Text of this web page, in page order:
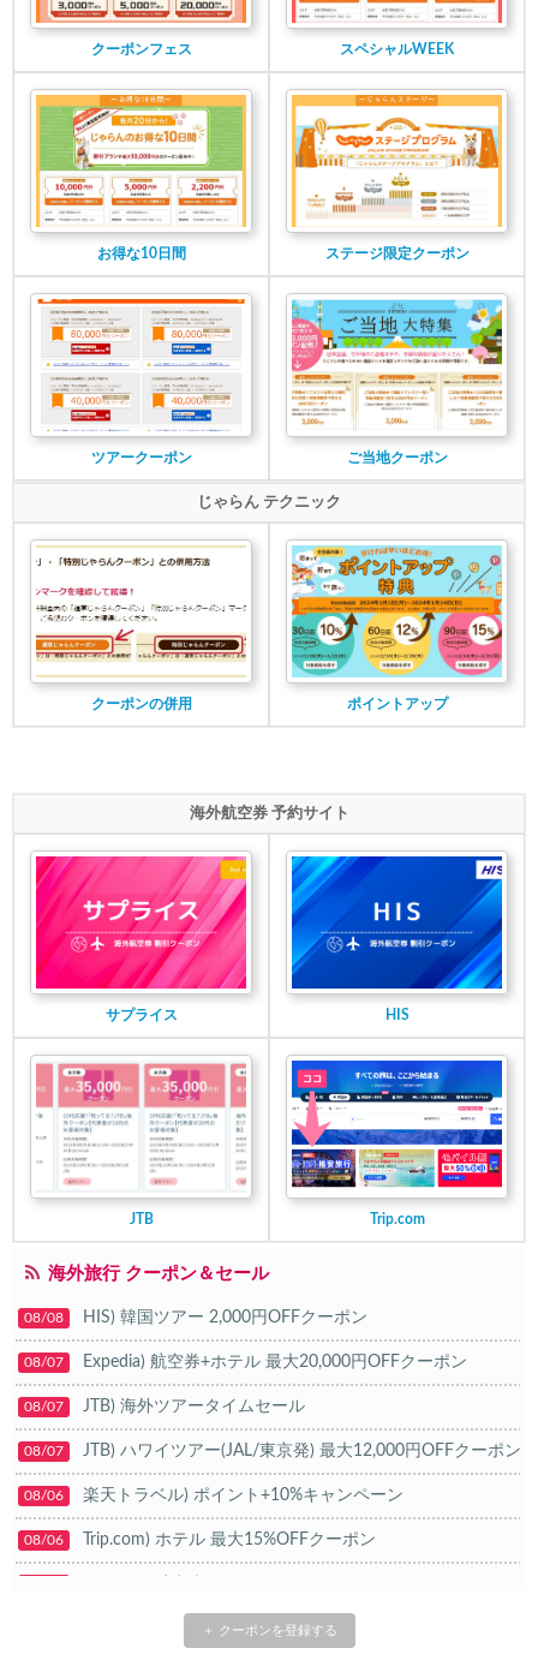
クーポンフェス スペシャルWEEK
お得な10日間 ステージ限定クーポン
ツアークーポン ご当地クーポン
じゃらん テクニック
クーポンの併用 ポイントアップ
海外航空券 予約サイト
サプライス HIS
JTB Trip.com
海外旅行 クーポン＆セール
08/08 HIS) 韓国ツアー 2,000円OFFクーポン
08/07 Expedia) 航空券+ホテル 最大20,000円OFFクーポン
08/07 JTB) 海外ツアータイムセール
08/07 JTB) ハワイツアー(JAL/東京発) 最大12,000円OFFクーポン
08/06 楽天トラベル) ポイント+10%キャンペーン
08/06 Trip.com) ホテル 最大15%OFFクーポン
楽天トラベル) 海外ツアー 最大20,000円OFFクーポン
＋ クーポンを登録する